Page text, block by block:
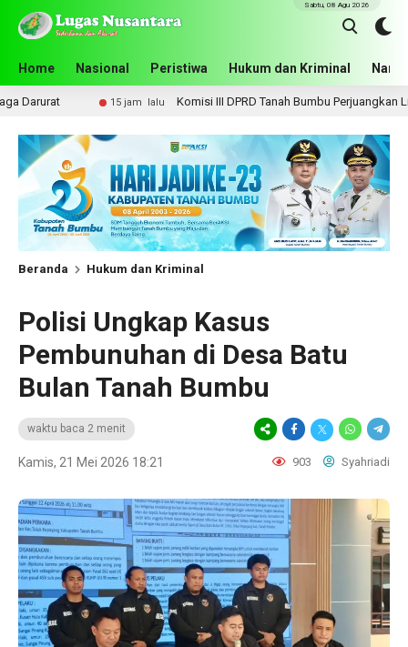
Home Nasional Peristiwa Hukum dan Kriminal
Sabtu, 08 Agu 2026
15 jam lalu Komisi III DPRD Tanah Bumbu Perjuangkan Lima
Beranda Hukum dan Kriminal
Polisi Ungkap Kasus
Pembunuhan di Desa Batu
Bulan Tanah Bumbu
waktu baca 2 menit
Kamis, 21 Mei 2026 18:21 903 Syahriadi